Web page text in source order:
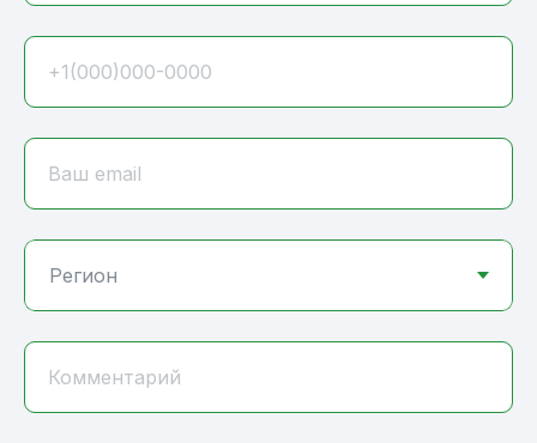
+1(000)000-0000
Ваш email
Комментарий